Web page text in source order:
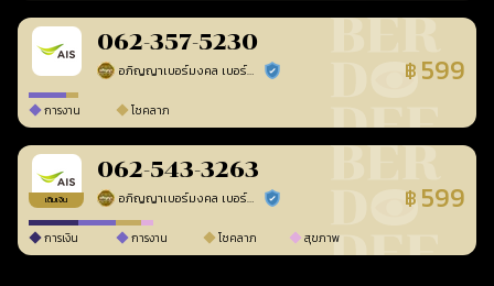
062-357-5230
อภิญญาเบอร์มงคล เบอร์สวยเลขศาสตร์ ร้านยืนยันแล้ว ฿ 599
การงาน โชคลาภ
เติมเงิน
062-543-3263
อภิญญาเบอร์มงคล เบอร์สวยเลขศาสตร์ ร้านยืนยันแล้ว ฿ 599
การเงิน การงาน โชคลาภ สุขภาพ